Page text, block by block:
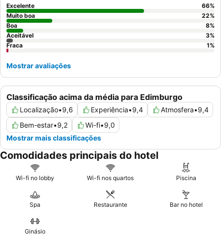
com vista para o jardim.
Classificação acima da média para Edimburgo
Localização•9,6 Experiência•9,4 Atmosfera•9,4
Bem-estar•9,2 Wi-fi•9,0
Mostrar mais classificações
Excelente 66%
Muito boa
22%
Boa
8%
Aceitável
3%
Fraca
1%
Mostrar avaliações
Comodidades principais do hotel
Wi-fi no lobby Wi-fi nos quartos Piscina
Spa Restaurante Bar no hotel
Ginásio